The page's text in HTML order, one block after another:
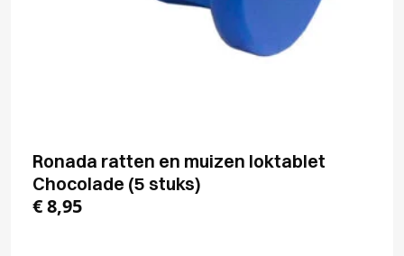
Ronada ratten en muizen loktablet
Chocolade (5 stuks)
€8,95